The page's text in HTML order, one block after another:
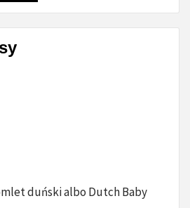
duński albo Dutch Baby